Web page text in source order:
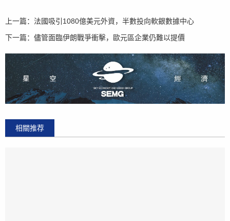
上一篇： 法國吸引1080億美元外資，半數投向軟銀數據中心
下一篇： 儘管面臨伊朗戰爭衝擊，歐元區企業仍難以提價
相關推荐